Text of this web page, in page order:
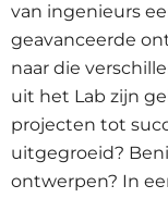
van ingenieurs
geavanceerde
naar die
uit het Lab zijn
projecten tot
uitgegroeid?
ontwerpen? In